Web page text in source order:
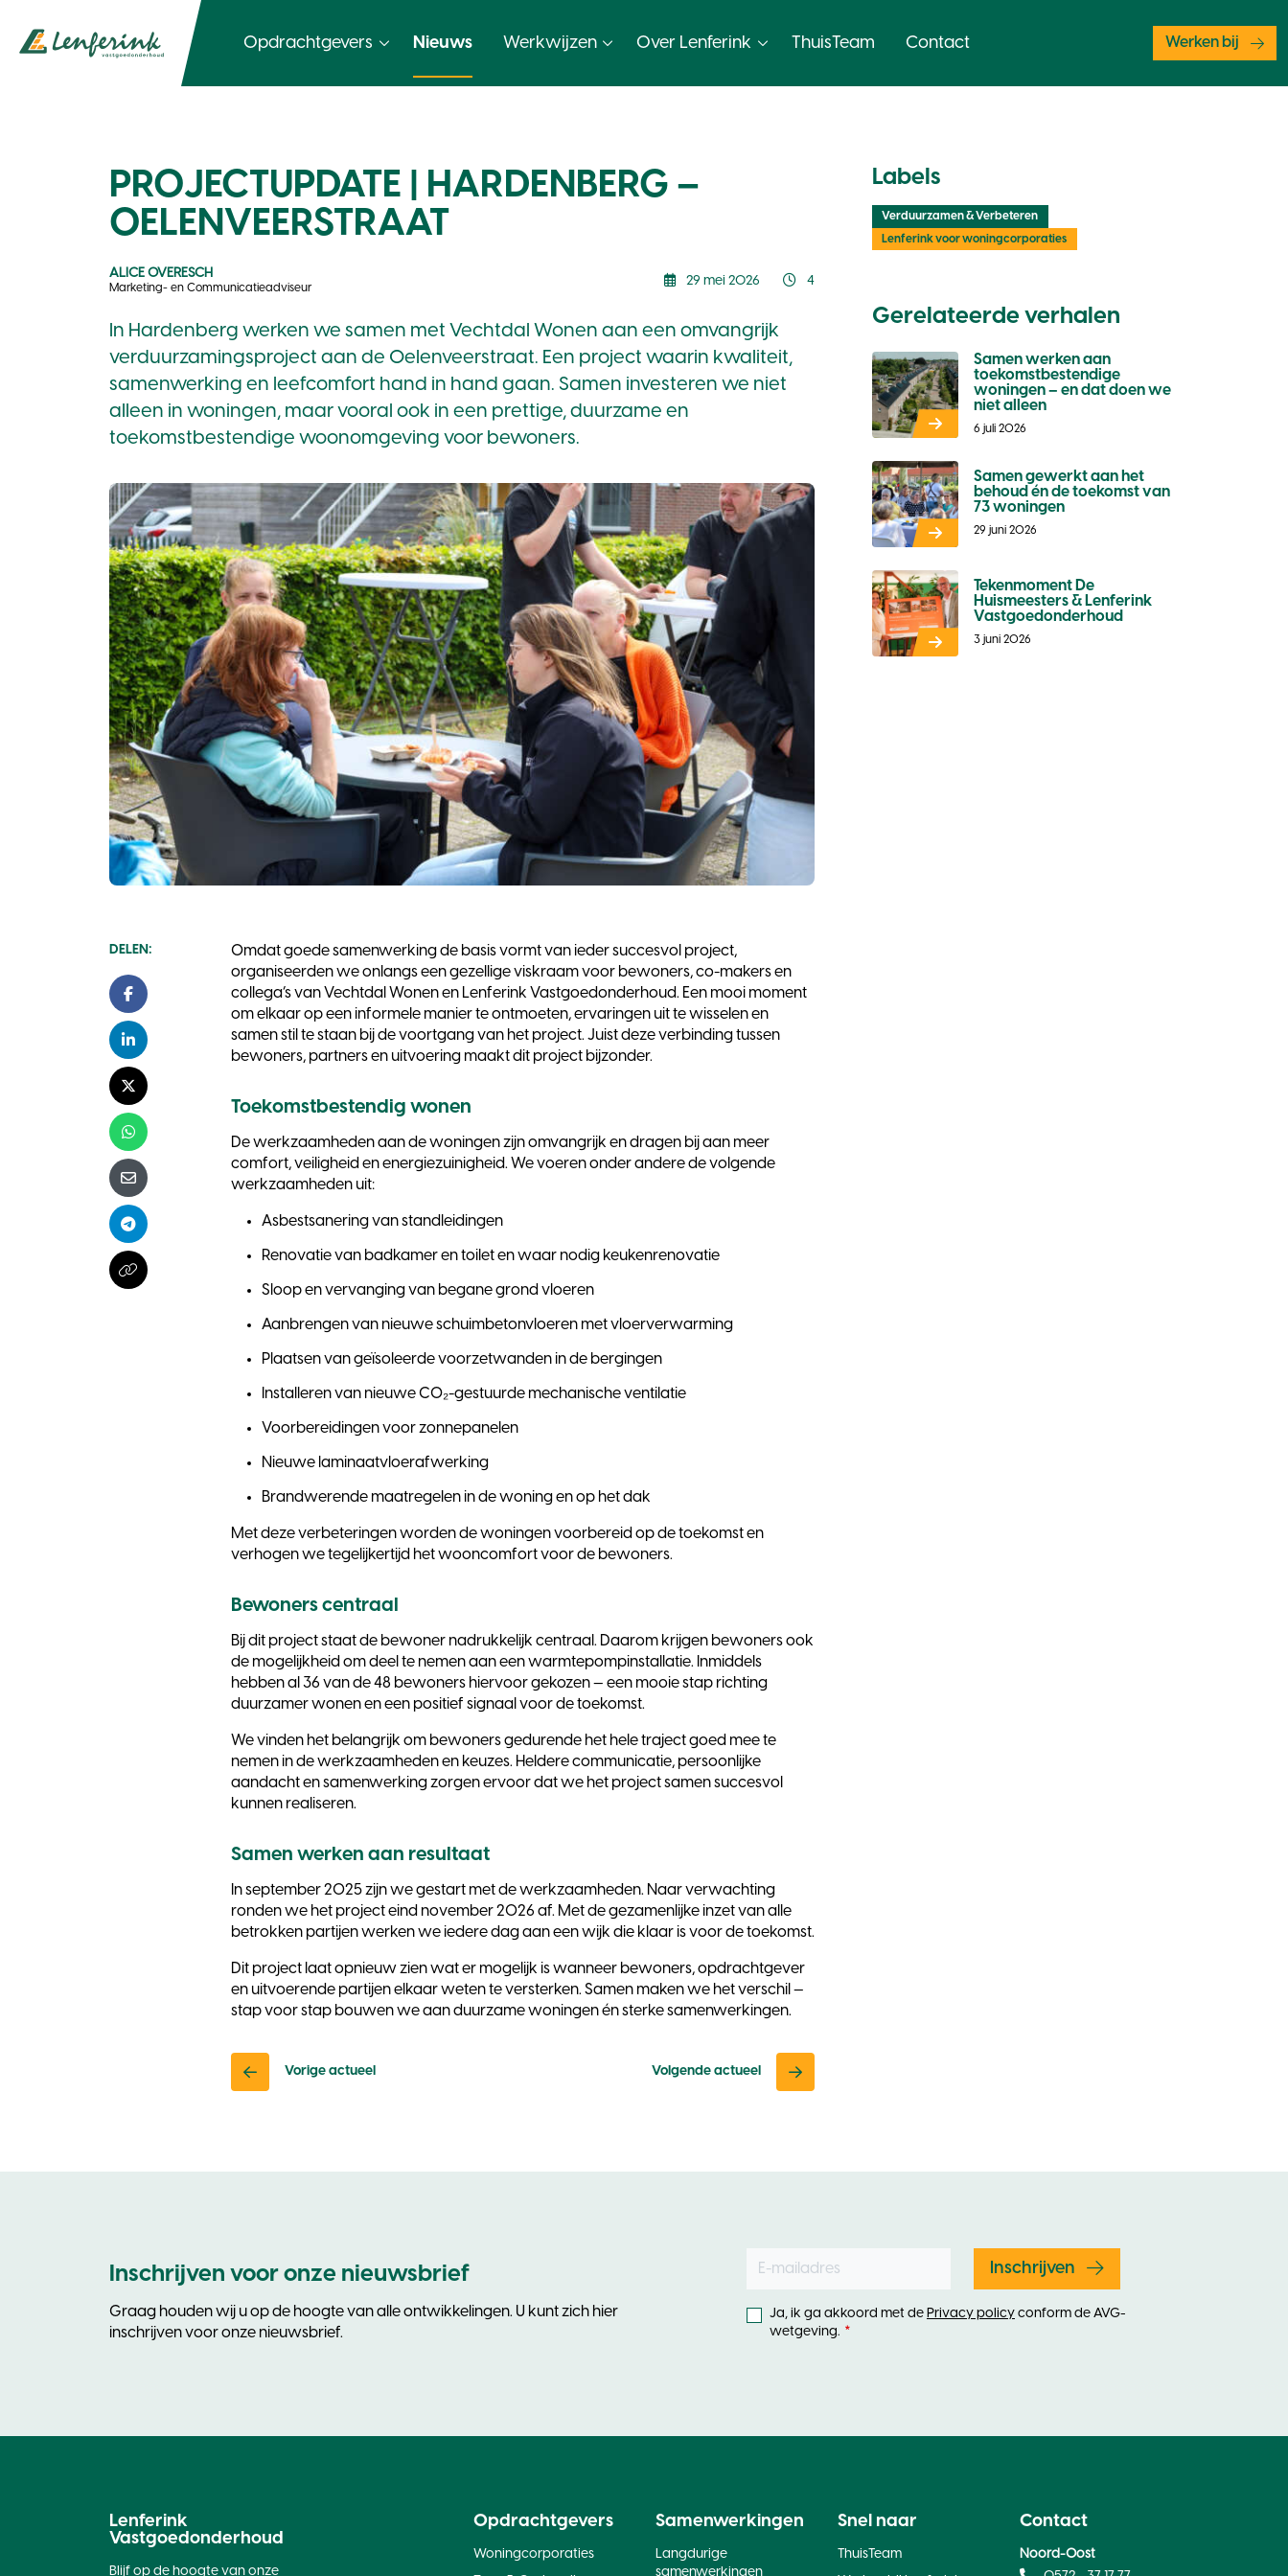
Opdrachtgevers Nieuws Werkwijzen Over Lenferink ThuisTeam Contact Werken bij
PROJECTUPDATE | HARDENBERG –
OELENVEERSTRAAT
ALICE OVERESCH
Marketing- en Communicatieadviseur 29 mei 2026 4
In Hardenberg werken we samen met Vechtdal Wonen aan een omvangrijk
verduurzamingsproject aan de Oelenveerstraat. Een project waarin kwaliteit,
samenwerking en leefcomfort hand in hand gaan. Samen investeren we niet
alleen in woningen, maar vooral ook in een prettige, duurzame en
toekomstbestendige woonomgeving voor bewoners.
DELEN:
Facebook
LinkedIn
X - Twitter
Whatsapp
E-mail
Telegram
Kopieer naar klembord
Omdat goede samenwerking de basis vormt van ieder succesvol project,
organiseerden we onlangs een gezellige viskraam voor bewoners, co-makers en
collega’s van Vechtdal Wonen en Lenferink Vastgoedonderhoud. Een mooi moment
om elkaar op een informele manier te ontmoeten, ervaringen uit te wisselen en
samen stil te staan bij de voortgang van het project. Juist deze verbinding tussen
bewoners, partners en uitvoering maakt dit project bijzonder.
Toekomstbestendig wonen
De werkzaamheden aan de woningen zijn omvangrijk en dragen bij aan meer
comfort, veiligheid en energiezuinigheid. We voeren onder andere de volgende
werkzaamheden uit:
Asbestsanering van standleidingen
Renovatie van badkamer en toilet en waar nodig keukenrenovatie
Sloop en vervanging van begane grond vloeren
Aanbrengen van nieuwe schuimbetonvloeren met vloerverwarming
Plaatsen van geïsoleerde voorzetwanden in de bergingen
Installeren van nieuwe CO₂-gestuurde mechanische ventilatie
Voorbereidingen voor zonnepanelen
Nieuwe laminaatvloerafwerking
Brandwerende maatregelen in de woning en op het dak
Met deze verbeteringen worden de woningen voorbereid op de toekomst en
verhogen we tegelijkertijd het wooncomfort voor de bewoners.
Bewoners centraal
Bij dit project staat de bewoner nadrukkelijk centraal. Daarom krijgen bewoners ook
de mogelijkheid om deel te nemen aan een warmtepompinstallatie. Inmiddels
hebben al 36 van de 48 bewoners hiervoor gekozen — een mooie stap richting
duurzamer wonen en een positief signaal voor de toekomst.
We vinden het belangrijk om bewoners gedurende het hele traject goed mee te
nemen in de werkzaamheden en keuzes. Heldere communicatie, persoonlijke
aandacht en samenwerking zorgen ervoor dat we het project samen succesvol
kunnen realiseren.
Samen werken aan resultaat
In september 2025 zijn we gestart met de werkzaamheden. Naar verwachting
ronden we het project eind november 2026 af. Met de gezamenlijke inzet van alle
betrokken partijen werken we iedere dag aan een wijk die klaar is voor de toekomst.
Dit project laat opnieuw zien wat er mogelijk is wanneer bewoners, opdrachtgever
en uitvoerende partijen elkaar weten te versterken. Samen maken we het verschil —
stap voor stap bouwen we aan duurzame woningen én sterke samenwerkingen.
Vorige actueel Volgende actueel
Labels
Verduurzamen & Verbeteren
Lenferink voor woningcorporaties
Gerelateerde verhalen
Samen werken aan
toekomstbestendige
woningen – en dat doen we
niet alleen
6 juli 2026
Samen gewerkt aan het
behoud én de toekomst van
73 woningen
29 juni 2026
Tekenmoment De
Huismeesters & Lenferink
Vastgoedonderhoud
3 juni 2026
Inschrijven voor onze nieuwsbrief
Graag houden wij u op de hoogte van alle ontwikkelingen. U kunt zich hier
inschrijven voor onze nieuwsbrief.
Leave
blank
Inschrijven
Ja, ik ga akkoord met de Privacy policyconform de AVG-
wetgeving.
Lenferink
Vastgoedonderhoud
Blijf op de hoogte van onze
Opdrachtgevers
Woningcorporaties
Samenwerkingen
Langdurige
samenwerkingen
Snel naar
ThuisTeam
Contact
Noord-Oost